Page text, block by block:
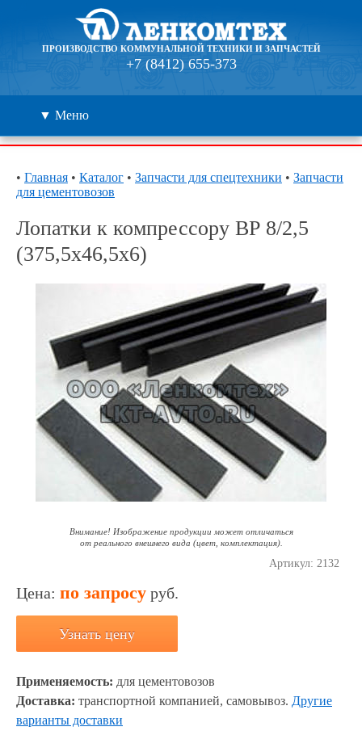
ПРОИЗВОДСТВО КОММУНАЛЬНОЙ ТЕХНИКИ И ЗАПЧАСТЕЙ
+7 (8412) 655-373
▼ Меню
Дилеры
Контакты
• Главная • Каталог • Запчасти для спецтехники • Запчасти
для цементовозов
Лопатки к компрессору ВР 8/2,5
(375,5х46,5х6)
Внимание! Изображение продукции может отличаться
от реального внешнего вида (цвет, комплектация).
Артикул: 2132
Цена: по запросу руб.
Узнать цену
Применяемость: для цементовозов
Доставка: транспортной компанией, самовывоз. Другие
варианты доставки